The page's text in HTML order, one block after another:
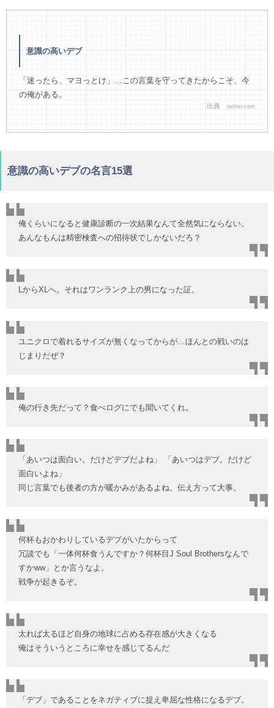
意識の高いデブ
「迷ったら、マヨっとけ」…この言葉を守ってきたからこそ、今
の俺がある。
出典 twitter.com
意識の高いデブの名言15選
俺くらいになると健康診断の一次結果なんて全然気にならない。
あんなもんは精密検査への招待状でしかないだろ？
LからXLへ。それはワンランク上の男になった証。
ユニクロで着れるサイズが無くなってからが…ほんとの戦いのは
じまりだぜ？
俺の行き先だって？食べログにでも聞いてくれ。
「あいつは面白い。だけどデブだよね」 「あいつはデブ。だけど
面白いよね」
同じ言葉でも後者の方が暖かみがあるよね。伝え方って大事。
何杯もおかわりしているデブがいたからって
冗談でも「一体何杯食うんですか？何杯目J Soul Brothersなんで
すかww」とか言うなよ。
戦争が起きるぞ。
太れば太るほど自身の地球に占める存在感が大きくなる
俺はそういうところに幸せを感じてるんだ
「デブ」であることをネガティブに捉え卑屈な性格になるデブ。